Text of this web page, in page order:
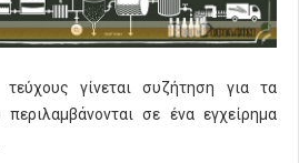
γίνεται συζήτηση για τα
σε ένα εγχείρημα